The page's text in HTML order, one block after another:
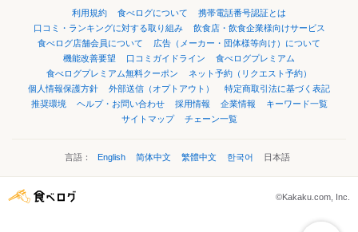
利用規約 食べログについて
携帯電話番号認証とは
口コミ・ランキングに対する取り組み
飲食店・飲食企業様向けサービス
食べログ店舗会員について
広告（メーカー・団体様等向け）について
機能改善要望
口コミガイドライン
食べログプレミアム
食べログプレミアム無料クーポン
ネット予約（リクエスト予約）
個人情報保護方針
外部送信（オプトアウト）
特定商取引法に基づく表記
推奨環境
ヘルプ・お問い合わせ 採用情報 企業情報
キーワード一覧
サイトマップ
チェーン一覧
言語： English 简体中文 繁體中文 한국어 日本語
©Kakaku.com, Inc.